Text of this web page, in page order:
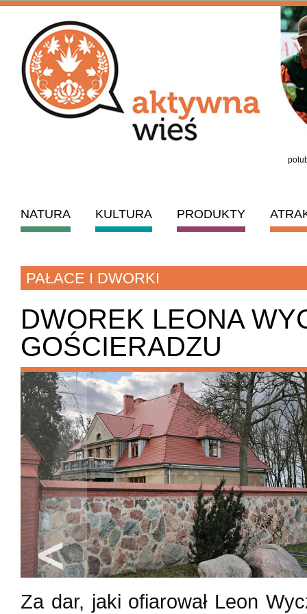
NATURA KULTURA PRODUKTY
PAŁACE I DWORKI
DWOREK LEONA
GOŚCIERADZU
Za dar, jaki ofiarował Leon